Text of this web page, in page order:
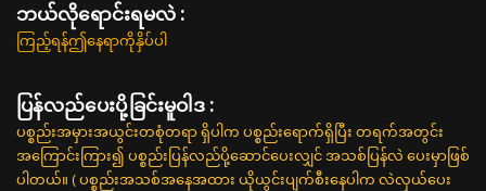
ဘယ်လိုရောင်းရမလဲ :
ကြည့်ရန်ဤနေရာကိုနှိပ်ပါ
ပြန်လည်ပေးပို့ခြင်းမူဝါဒ :
ပစ္စည်းအမှားအယွင်းတစုံတရာ ရှိပါက ပစ္စည်းရောက်ရှိပြီး တရက်အတွင်း
အကြောင်းကြား၍ ပစ္စည်းပြန်လည်ပို့ဆောင်ပေးလျှင် အသစ်ပြန်လဲ ပေးမှာဖြစ်
ပါတယ်။ ( ပစ္စည်းအသစ်အနေအထား ယိုယွင်းပျက်စီးနေပါက လဲလှယ်ပေး